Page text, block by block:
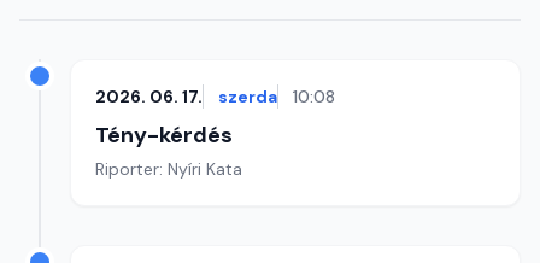
2026. 06. 17. szerda 10:08
Tény-kérdés
Riporter: Nyíri Kata